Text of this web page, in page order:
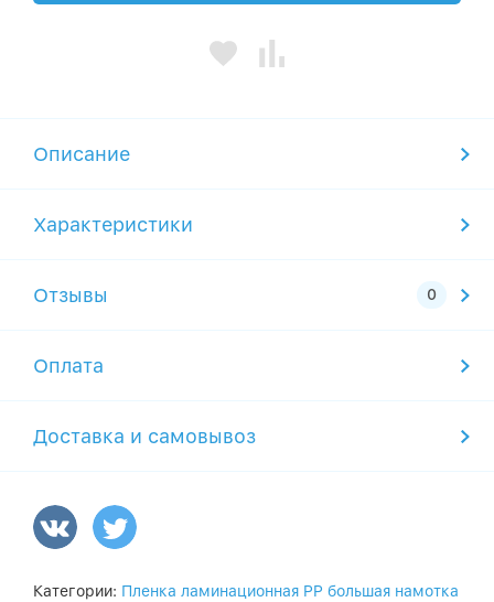
Описание
Характеристики
Отзывы
Оплата
Доставка и самовывоз
Категории: Пленка ламинационная PP большая намотка